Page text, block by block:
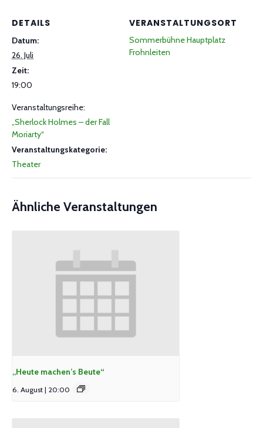
DETAILS
Datum:
26. Juli
Zeit:
19:00
Veranstaltungsreihe:
„Sherlock Holmes – der Fall
Moriarty“
Veranstaltungskategorie:
Theater
VERANSTALTUNGSORT
Sommerbühne Hauptplatz
Frohnleiten
Ähnliche Veranstaltungen
„Heute machen’s Beute“
6. August | 20:00